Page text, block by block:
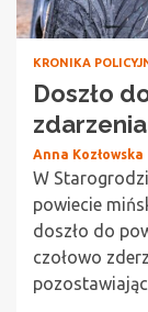
KRONIKA
Doszło
Anna Kozłowska
W
powiecie
doszło do
czołowo